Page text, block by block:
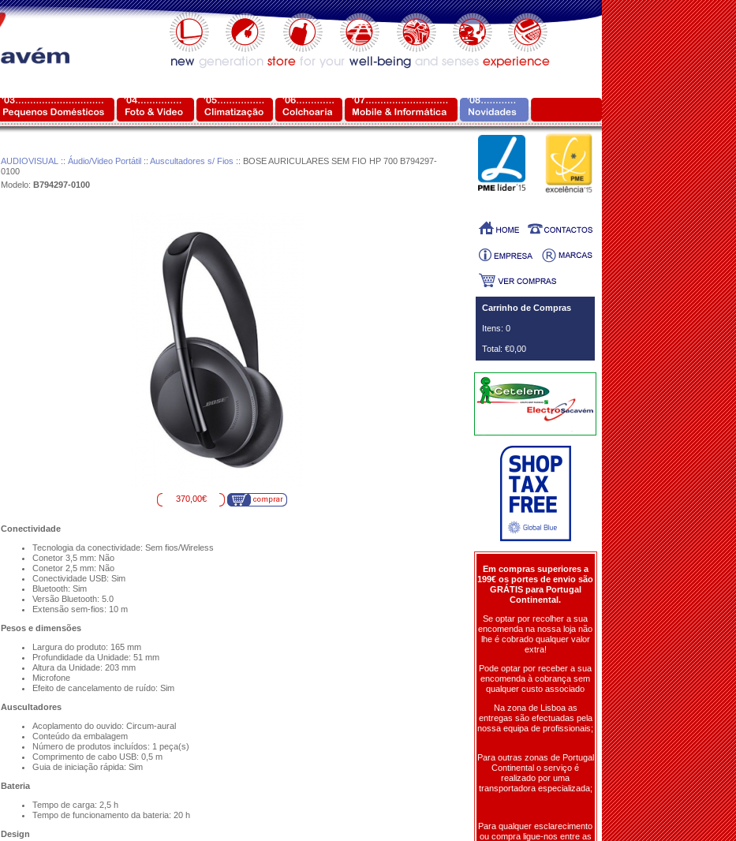
AUDIOVISUAL :: Áudio/Video Portátil:: Auscultadores s/ Fios :: BOSE AURICULARES SEM FIO HP 700 B794297-
0100
Modelo: B794297-0100
370,00€
Conectividade
Tecnologia da conectividade: Sem fios/Wireless
Conetor 3,5 mm: Não
Conetor 2,5 mm: Não
Conectividade USB: Sim
Bluetooth: Sim
Versão Bluetooth: 5.0
Extensão sem-fios: 10 m
Pesos e dimensões
Largura do produto: 165 mm
Profundidade da Unidade: 51 mm
Altura da Unidade: 203 mm
Microfone
Efeito de cancelamento de ruído: Sim
Auscultadores
Acoplamento do ouvido: Circum-aural
Conteúdo da embalagem
Número de produtos incluídos: 1 peça(s)
Comprimento de cabo USB: 0,5 m
Guia de iniciação rápida: Sim
Bateria
Tempo de carga: 2,5 h
Tempo de funcionamento da bateria: 20 h
Design
Carrinho de Compras
Itens: 0
Total: €0,00
Em compras superiores a
199€ os portes de envio são
GRÁTIS para Portugal
Continental.
Se optar por recolher a sua
encomenda na nossa loja não
lhe é cobrado qualquer valor
extra!
Pode optar por receber a sua
encomenda à cobrança sem
qualquer custo associado
Na zona de Lisboa as
entregas são efectuadas pela
nossa equipa de profissionais;
Para outras zonas de Portugal
Continental o serviço é
realizado por uma
transportadora especializada;
Para qualquer esclarecimento
ou compra ligue-nos entre as